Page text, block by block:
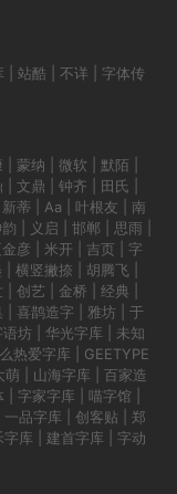
站酷 不详
字体传
蒙纳 微软 默陌|
文鼎 钟齐 田氏
新蒂 Aa 叶根友
南
义启 邯郸 思雨
彦 米开 吉页
字
横竖撇捺 胡腾飞
创艺 金桥 经典
喜鹊造字 雅坊
于
语坊 华光字库
未知
热爱字库
GEETYPE
萌 山海字库
百家造
字家字库 喵字馆
一品字库 创客贴
郑
字库 建首字库
字动